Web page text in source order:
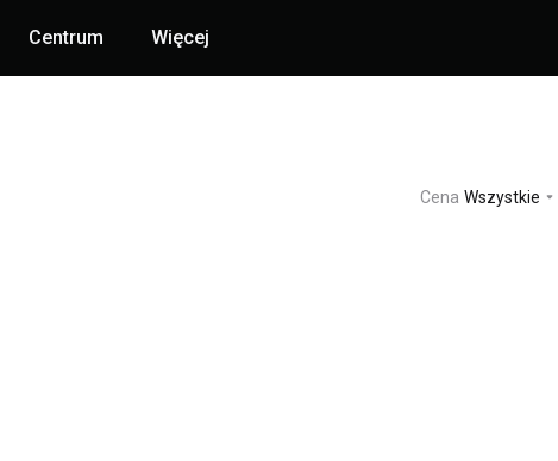
Centrum Więcej
Cena Wszystkie